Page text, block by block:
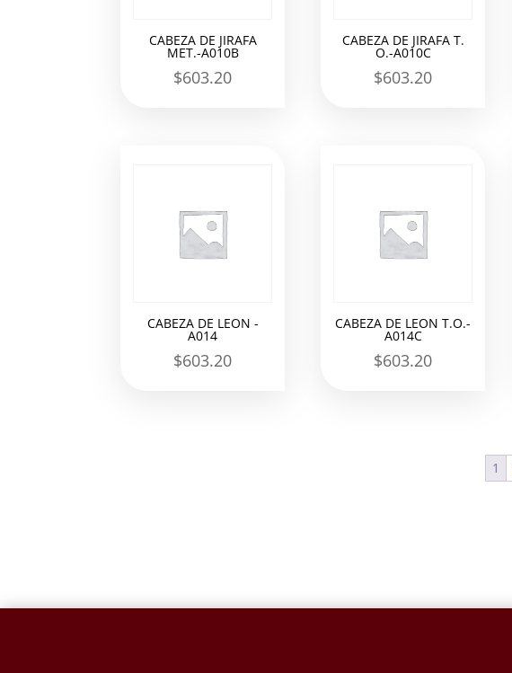
CABEZA DE JIRAFA
MET.-A010B
$603.20
CABEZA DE JIRAFA T.
O.-A010C
$603.20
CABEZA DE LEON -
A014
$603.20
CABEZA DE LEON T.O.-
A014C
$603.20
1